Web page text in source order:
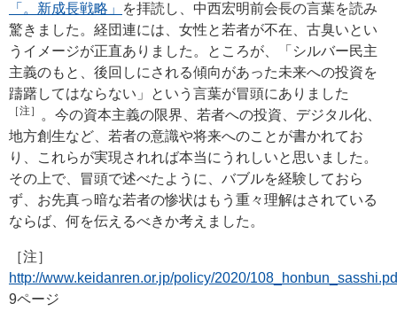
「。新成長戦略」
を拝読し、中西宏明前会長の言葉を読み
驚きました。経団連には、女性と若者が不在、古臭いとい
うイメージが正直ありました。ところが、「シルバー民主
主義のもと、後回しにされる傾向があった未来への投資を
躊躇してはならない」という言葉が冒頭にありました
［注］
。今の資本主義の限界、若者への投資、デジタル化、
地方創生など、若者の意識や将来へのことが書かれてお
り、これらが実現されれば本当にうれしいと思いました。
その上で、冒頭で述べたように、バブルを経験しておら
ず、お先真っ暗な若者の惨状はもう重々理解はされている
ならば、何を伝えるべきか考えました。
［注］
http://www.keidanren.or.jp/policy/2020/
9ページ